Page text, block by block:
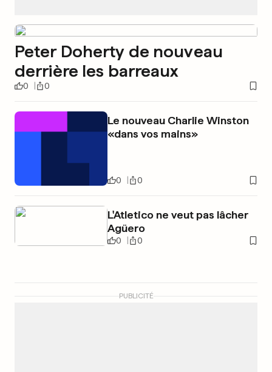
Peter Doherty de nouveau
derrière les barreaux
0 0
Le nouveau Charlie Winston
«dans vos mains»
0 0
L'Atletico ne veut pas lâcher
Agüero
0 0
PUBLICITÉ